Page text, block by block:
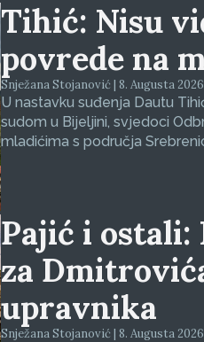
Tihić: Nisu
povrede na
Snježana Stojanović | 8. Augusta 2026
U nastavku suđenja Dautu
sudom u Bijeljini, svjedoci
mladićima s područja
Pajić i ostali:
za
upravnika
Snježana Stojanović | 8. Augusta 2026